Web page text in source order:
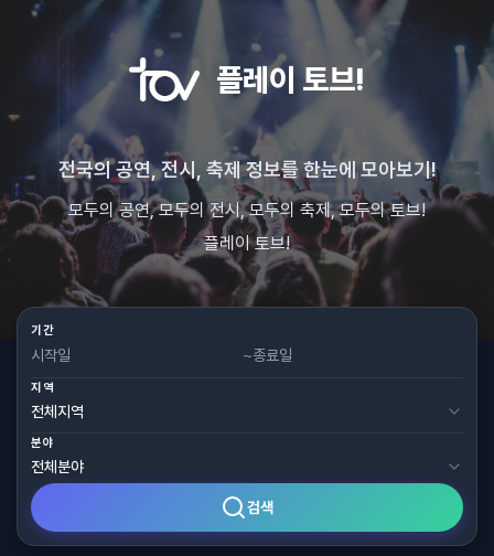
플레이 토브!
전국의 공연, 전시, 축제 정보를 한눈에 모아보기!
모두의 공연, 모두의 전시, 모두의 축제, 모두의 토브!
플레이 토브!
기간
~
지역
분야
검색